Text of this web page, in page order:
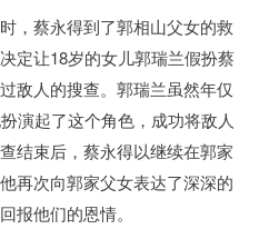
，蔡永得到了郭相山父女的救
定让18岁的女儿郭瑞兰假扮蔡
敌人的搜查。郭瑞兰虽然年仅
演起了这个角色，成功将敌人
结束后，蔡永得以继续在郭家
再次向郭家父女表达了深深的
报他们的恩情。